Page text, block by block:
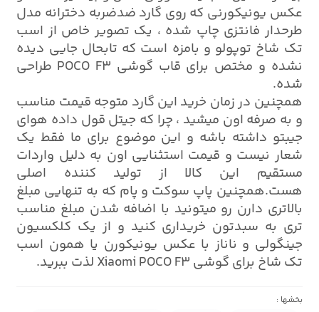
عکس یونیکورنی که روی گارد ضدضربه دخترانه مدل
طرحدار فانتزی چاپ شده ، یک تصویر خاص از اسب
تک شاخ توپولو و بامزه است که تابحال جایی دیده
نشده و مختص برای قاب گوشی POCO F3 طراحی
شده.
همچنین در زمان خرید این گارد متوجه قیمت مناسب
و به صرفه اون میشید ، چرا که جیتل قول داده هوای
جیبتو داشته باشه و این موضوع برای ما فقط یک
شعار نیست و قیمت استثنایی اون به دلیل واردات
مستقیم این کالا از تولید کننده اصلی
هست.همچنین پاپ سوکت و پام که به تنهایی مبلغ
بالاتری دارن رو میتونید با اضافه شدن مبلغ مناسب
تری به سبدتون خریداری کنید و از یک کلکسیون
جینگولی و ناناز با عکس یونیکورن یا همون اسب
تک شاخ برای گوشی Xiaomi POCO F3 لذت ببرید.
بخشها :